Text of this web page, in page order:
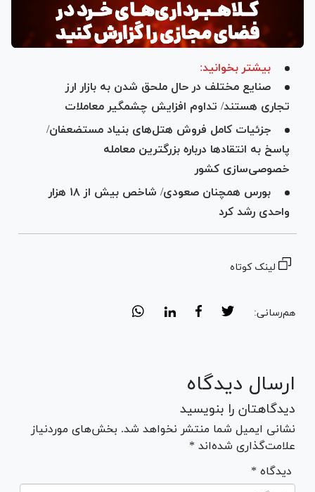
بیشتر بخوانید:
صنایع مختلف در حال ملحق شدن به بازار ارز
تجاری هستند/ تداوم افزایش چشمگیر معاملات
جزئیات کامل فروش هتل‌های بنیاد مستضعفان/
پاسخ به انتقادها درباره بزرگترین معامله
خصوصی‌سازی کشور
بورس همچنان صعودی/ شاخص بیش از ۱۸ هزار
واحدی رشد کرد
لینک کوتاه
هم‌رسانی:
ارسال دیدگاه
دیدگاهتان را بنویسید
نشانی ایمیل شما منتشر نخواهد شد. بخش‌های موردنیاز
علامت‌گذاری شده‌اند *
* دیدگاه